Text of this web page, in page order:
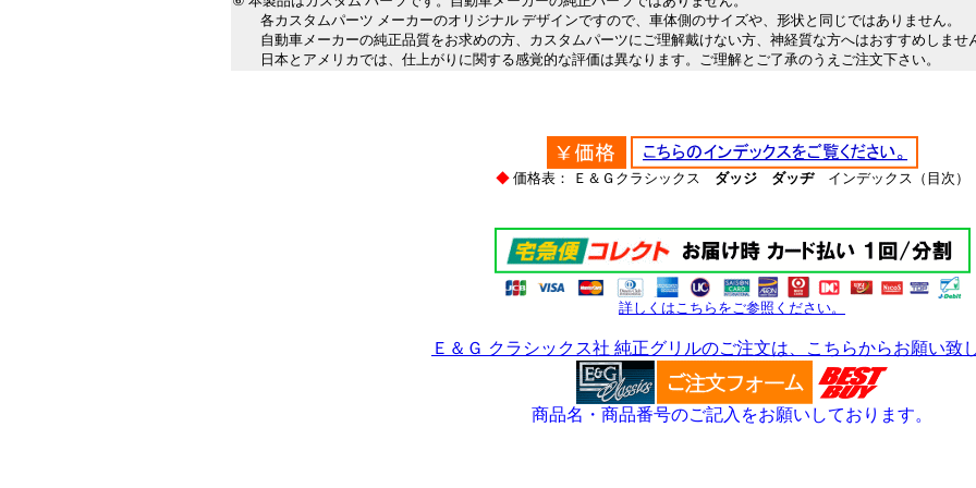
各カスタムパーツ メーカーのオリジナル デザインですので、車体側のサイズや、形状と同じではありません。
自動車メーカーの純正品質をお求めの方、カスタムパーツにご理解戴けない方、神経質な方へはおすすめしませ
日本とアメリカでは、仕上がりに関する感覚的な評価は異なります。ご理解とご了承のうえご注文下さい。
◆価格表： Ｅ＆Ｇクラシックス ダッジ ダッヂ インデックス（目次）
詳しくはこちらをご参照ください。
Ｅ＆Ｇ クラシックス社 純正グリルのご注文は、こちらからお願い致
商品名・商品番号のご記入をお願いしております。